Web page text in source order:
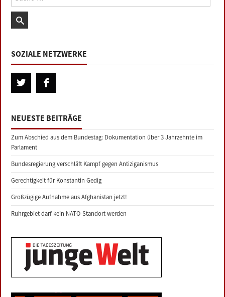
SOZIALE NETZWERKE
NEUESTE BEITRÄGE
Zum Abschied aus dem Bundestag: Dokumentation über 3 Jahrzehnte im
Parlament
Bundesregierung verschläft Kampf gegen Antiziganismus
Gerechtigkeit für Konstantin Gedig
Großzügige Aufnahme aus Afghanistan jetzt!
Ruhrgebiet darf kein NATO-Standort werden